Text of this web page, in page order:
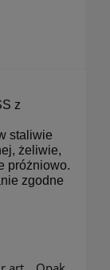
z
staliwie
żeliwie,
próżniowo.
zgodne